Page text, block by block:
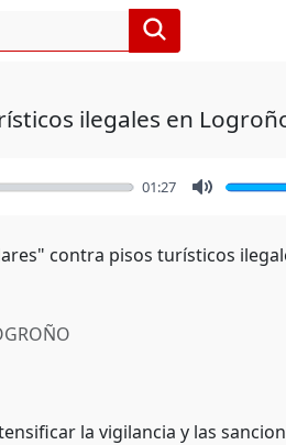
ilegales en
01:27
contra pisos turísticos
la vigilancia y las